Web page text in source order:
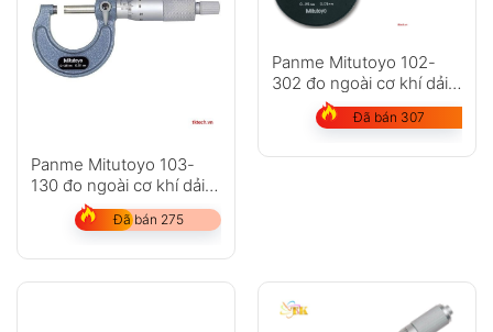
Panme Mitutoyo 103-
130 đo ngoài cơ khí dải
đo 25-50mm
Đã bán 275
Panme Mitutoyo 102-
302 đo ngoài cơ khí dải
đo 25-50mm
Đã bán 307